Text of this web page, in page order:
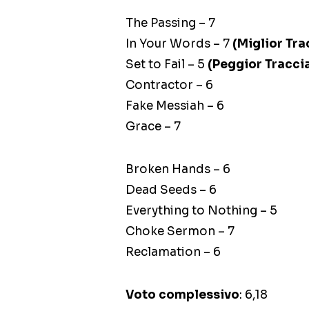
The Passing – 7
In Your Words – 7 (Miglior
Set to Fail – 5 (Peggior
Contractor – 6
Fake Messiah – 6
Grace – 7
Broken Hands – 6
Dead Seeds – 6
Everything to Nothing – 5
Choke Sermon – 7
Reclamation – 6
Voto complessivo: 6,18